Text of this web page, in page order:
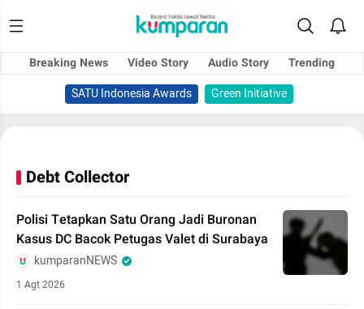
Breaking News Video Story Audio Story
Trending
SATU Indonesia Awards
Green Initiative
Debt Collector
Polisi Tetapkan Satu Orang Jadi Buronan
Kasus DC Bacok Petugas Valet di Surabaya
kumparanNEWS
1 Agt 2026